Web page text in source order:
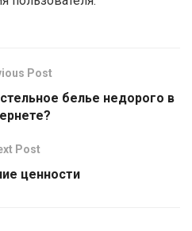
Post
белье недорого в
Post
ценности